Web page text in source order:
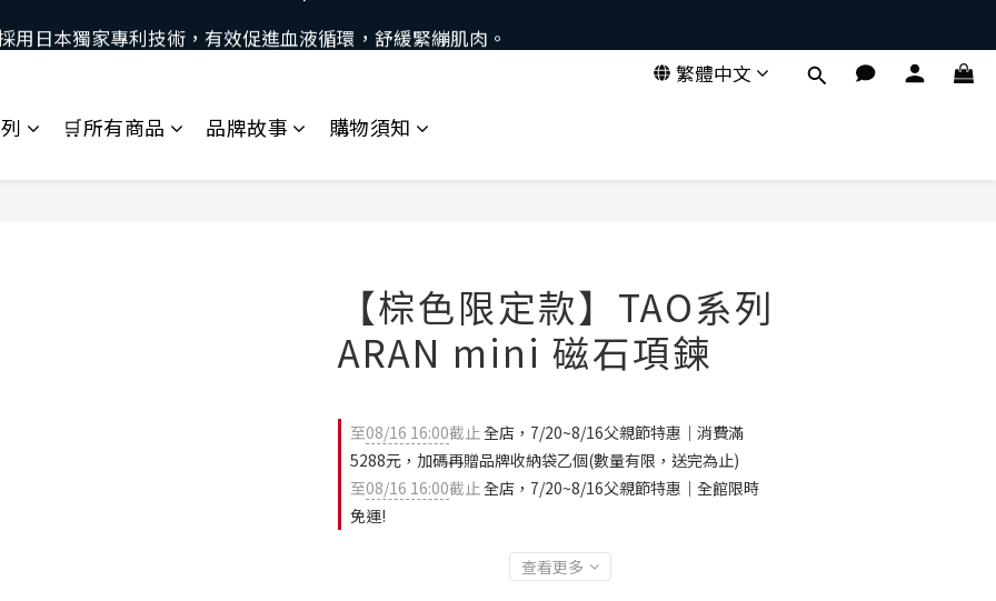
當日下午2:30前下單，當日出貨
用日本獨家專利技術，有效促進血液循環，舒緩緊繃肌肉。
繁體中文
🛒所有商品 品牌故事 購物須知
【棕色限定款】TAO系列
ARAN mini 磁石項鍊
至08/16 16:00截止全店，7/20~8/16父親節特惠｜消費滿
5288元，加碼再贈品牌收納袋乙個(數量有限，送完為止)
至08/16 16:00截止全店，7/20~8/16父親節特惠｜全館限時
免運!
查看更多